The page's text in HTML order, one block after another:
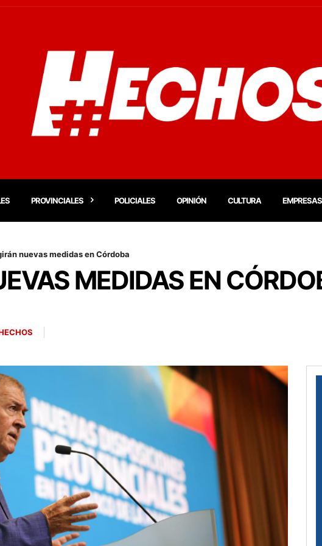
PROVINCIALES POLICIALES OPINIÓN CULTURA EMPRESAS
nuevas medidas en Córdoba
MEDIDAS EN